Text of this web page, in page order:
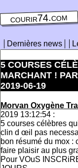
courir74.com
Dernières news
5 COURSES
MARCHANT !
2019-06-19
Morvan Oxygène
2019 13:12:54 :
5 courses célèbres
clin d œil pas
bon résumé du mox :
faire plaisir au plus
Pour VOuS